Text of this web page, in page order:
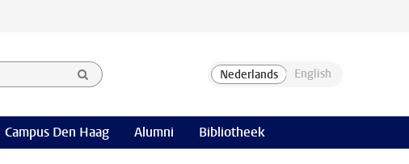
Campus Den Haag Alumni Bibliotheek